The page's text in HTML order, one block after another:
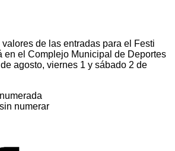
de las entradas para el Festi
en el Complejo Municipal de Deportes
agosto, viernes 1 y sábado 2 de
numerar